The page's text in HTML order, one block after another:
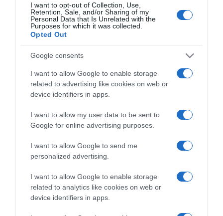
I want to opt-out of Collection, Use,
Retention, Sale, and/or Sharing of my
Personal Data that Is Unrelated with the
Purposes for which it was collected.
Opted Out
Google consents
I want to allow Google to enable storage
related to advertising like cookies on web or
device identifiers in apps.
I want to allow my user data to be sent to
Google for online advertising purposes.
I want to allow Google to send me
personalized advertising.
I want to allow Google to enable storage
related to analytics like cookies on web or
device identifiers in apps.
Lara
Korábbi bejegyzések Következő bejegyzés